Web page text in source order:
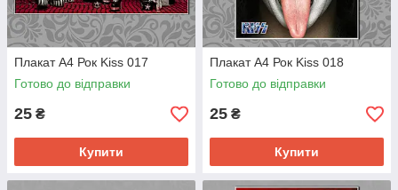
Плакат А4 Рок Kiss 017
Готово до відправки
25 ₴
Купити
Плакат А4 Рок Kiss 018
Готово до відправки
25 ₴
Купити